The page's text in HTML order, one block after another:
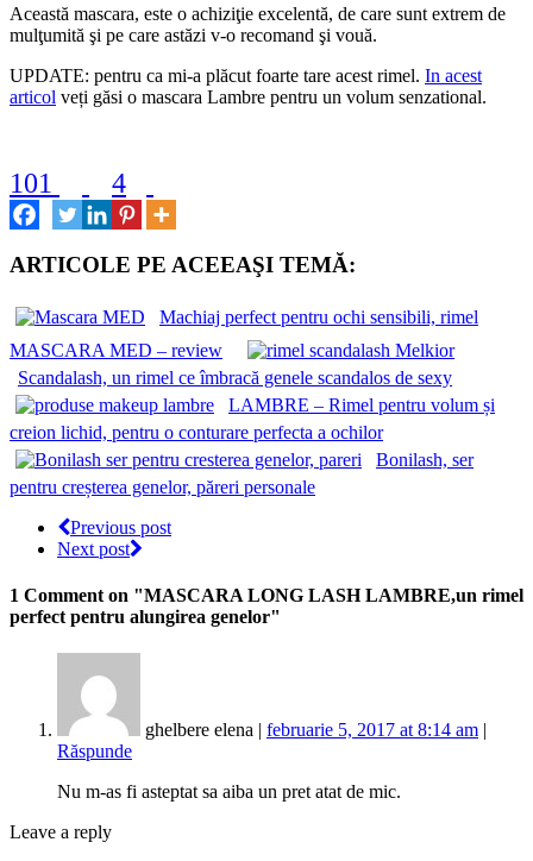
Această mascara, este o achiziţie excelentă, de care sunt extrem de
mulţumită şi pe care astăzi v-o recomand şi vouă.
UPDATE: pentru ca mi-a plăcut foarte tare acest rimel. In acest
articol veți găsi o mascara Lambre pentru un volum senzational.
101 4
ARTICOLE PE ACEEAŞI TEMĂ:
Machiaj perfect pentru ochi sensibili, rimel
MASCARA MED – review
Scandalash, un rimel ce îmbracă genele scandalos de sexy
LAMBRE – Rimel pentru volum și
creion lichid, pentru o conturare perfecta a ochilor
Bonilash, ser
pentru creșterea genelor, păreri personale
Previous post
Next post
1 Comment on "MASCARA LONG LASH LAMBRE,un rimel
perfect pentru alungirea genelor"
ghelbere elena | februarie 5, 2017 at 8:14 am |
Răspunde
Nu m-as fi asteptat sa aiba un pret atat de mic.
Leave a reply